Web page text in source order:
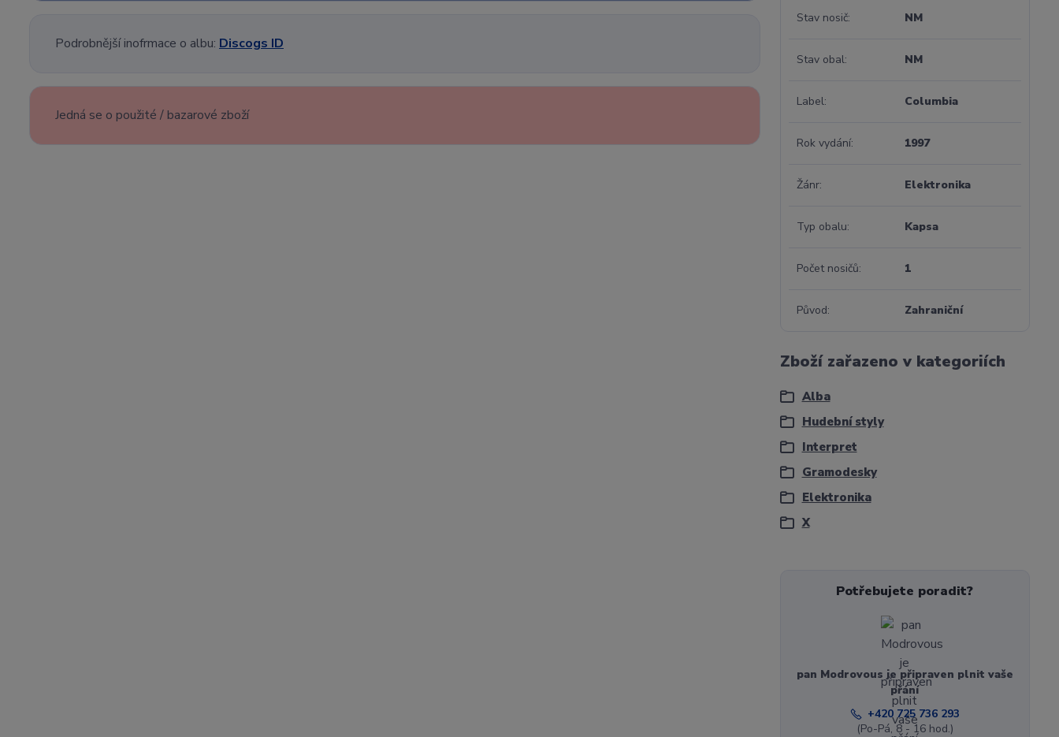
Podrobnější inofrmace o albu: Discogs ID
Jedná se o použité / bazarové zboží
Stav nosič NM
Stav obal NM
Label Columbia
Rok vydání 1997
Žánr Elektronika
Typ obalu Kapsa
Počet nosičů 1
Původ Zahraniční
Zboží zařazeno v kategoriích
Alba
Hudební styly
Interpret
Gramodesky
Elektronika
X
Potřebujete poradit?
pan Modrovous je připraven plnit vaše
přání
+420 725 736 293
(Po-Pá, 8 - 16 hod.)